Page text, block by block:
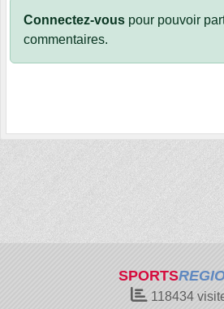
Connectez-vous pour pouvoir
commentaires.
SPORTS
118434